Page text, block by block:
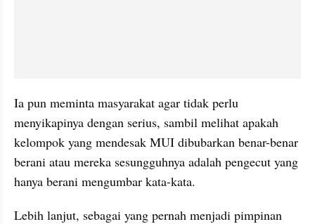
Ia pun meminta masyarakat agar tidak perlu
menyikapinya dengan serius, sambil melihat apakah
kelompok yang mendesak MUI dibubarkan benar-benar
berani atau mereka sesungguhnya adalah pengecut yang
hanya berani mengumbar kata-kata.
Lebih lanjut, sebagai yang pernah menjadi pimpinan